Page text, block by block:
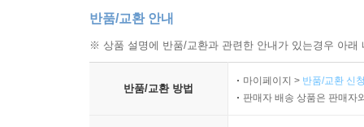
반품/교환 안내
※ 상품 설명에 반품/교환과 관련한 안내가 있는경우 아
반품/교환 방법
마이페이지 > 반품/교환 신
판매자 배송 상품은 판매자